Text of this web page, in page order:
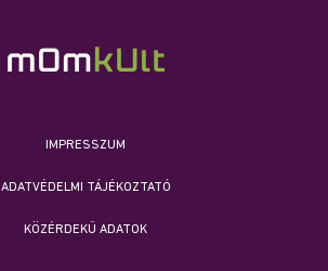
IMPRESSZUM
ADATVÉDELMI TÁJÉKOZTATÓ
KÖZÉRDEKŰ ADATOK